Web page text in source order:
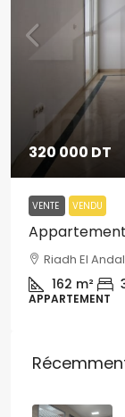
320 000 DT
VENTE VENDU
Appartement
Riadh El
162 m²
APPARTEMENT